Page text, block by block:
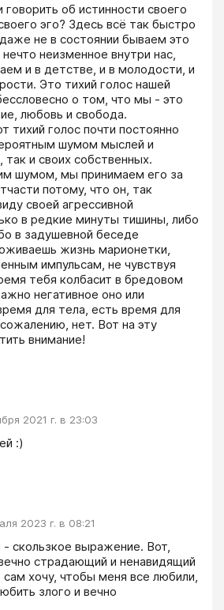
об истинности своего
эго? Здесь всё так быстро
не в состоянии бываем это
неизменное внутри нас,
и в детстве, и в молодости, и
Это тихий голос нашей
о том, что мы - это
любовь и свобода.
шумом мыслей и
и своих собственных.
шумом, мы принимаем его за
потому, что он, так
своей агрессивной
в редкие минуты тишины, либо
в задушевной беседе
жизнь марионетки,
импульсам, не чувствуя
тебя колбасит в бредовом
негативное оно или
для тела, есть время для
нет. Вот на эту
внимание!
2021 г. в 23:03
:)
2023 г. в 08:21
скользкое выражение. Вот,
страдающий и ненавидящий
хочу, чтобы меня все любили,
злого и вечно